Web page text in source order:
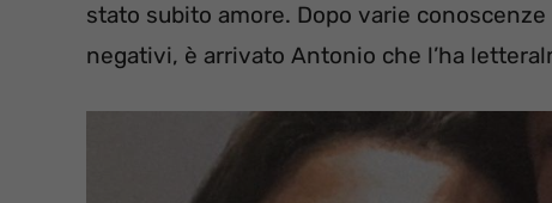
stato subito amore. Dopo varie
negativi, è arrivato Antonio che l’ha